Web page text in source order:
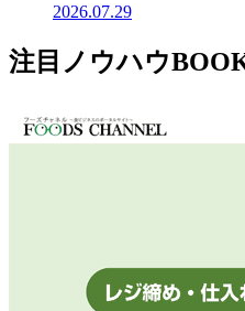
2026.07.29
注目ノウハウ